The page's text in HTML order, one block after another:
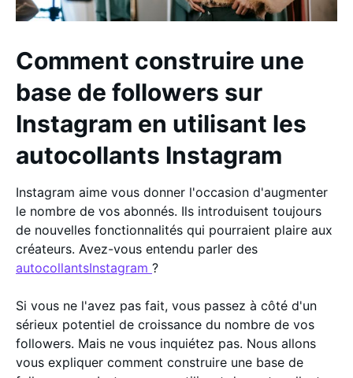
Comment construire une
base de followers sur
Instagram en utilisant les
autocollants Instagram
Instagram aime vous donner l'occasion d'augmenter
le nombre de vos abonnés. Ils introduisent toujours
de nouvelles fonctionnalités qui pourraient plaire aux
créateurs. Avez-vous entendu parler des
autocollantsInstagram ?
Si vous ne l'avez pas fait, vous passez à côté d'un
sérieux potentiel de croissance du nombre de vos
followers. Mais ne vous inquiétez pas. Nous allons
vous expliquer comment construire une base de